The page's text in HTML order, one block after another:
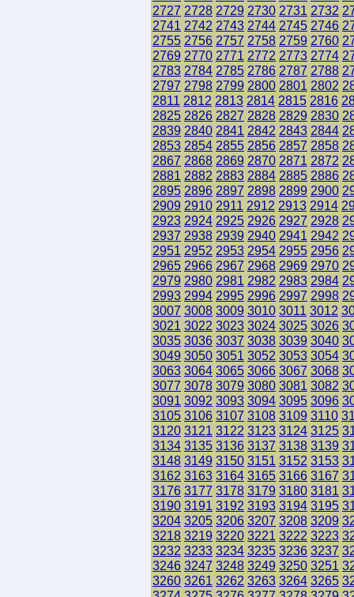
2727 2728 2729 2730 2731 2732
2741 2742 2743 2744 2745 2746
2755 2756 2757 2758 2759 2760
2769 2770 2771 2772 2773 2774
2783 2784 2785 2786 2787 2788
2797 2798 2799 2800 2801 2802
2811 2812 2813 2814 2815 2816
2825 2826 2827 2828 2829 2830
2839 2840 2841 2842 2843 2844
2853 2854 2855 2856 2857 2858
2867 2868 2869 2870 2871 2872
2881 2882 2883 2884 2885 2886
2895 2896 2897 2898 2899 2900
2909 2910 2911 2912 2913 2914
2923 2924 2925 2926 2927 2928
2937 2938 2939 2940 2941 2942
2951 2952 2953 2954 2955 2956
2965 2966 2967 2968 2969 2970
2979 2980 2981 2982 2983 2984
2993 2994 2995 2996 2997 2998
3007 3008 3009 3010 3011 3012
3021 3022 3023 3024 3025 3026
3035 3036 3037 3038 3039 3040
3049 3050 3051 3052 3053 3054
3063 3064 3065 3066 3067 3068
3077 3078 3079 3080 3081 3082
3091 3092 3093 3094 3095 3096
3105 3106 3107 3108 3109 3110
3120 3121 3122 3123 3124 3125
3134 3135 3136 3137 3138 3139
3148 3149 3150 3151 3152 3153
3162 3163 3164 3165 3166 3167
3176 3177 3178 3179 3180 3181
3190 3191 3192 3193 3194 3195
3204 3205 3206 3207 3208 3209
3218 3219 3220 3221 3222 3223
3232 3233 3234 3235 3236 3237
3246 3247 3248 3249 3250 3251
3260 3261 3262 3263 3264 3265